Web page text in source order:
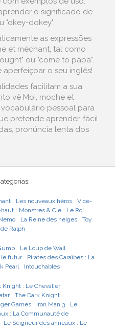
o significado de
"okey-dokey".
as expressões
et méchant, tal como
ou "come to papa".
aperfeiçoar o seu inglês!
facilitam a sua
vê Moi, moche et
pessoal para
pretende aprender, fácil
pronúncia lenta dos
Les nouveaux héros
Vice-
haut Monstres & Cie
Le Roi
La Reine des neiges
Toy
Ralph
Le Loup de Wall
le futur
Pirates des Caraïbes : La
Pearl
Intouchables
Knight : Le Chevalier
The Dark Knight
Games Iron Man 3
Le
: La Communauté de
Le Seigneur des anneaux : Le